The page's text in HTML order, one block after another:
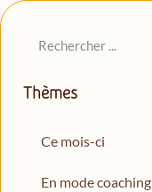
Thèmes
Ce mois-ci
En mode coaching